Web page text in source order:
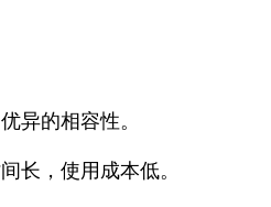
异的相容性。
长，使用成本低。